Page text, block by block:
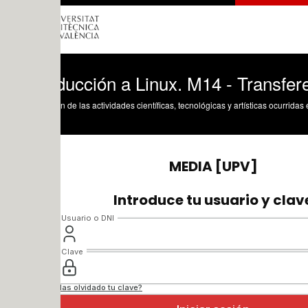
a Linux. M14 - Transferencia
de las actividades científicas, tecnológicas y artísticas ocurridas en los tres